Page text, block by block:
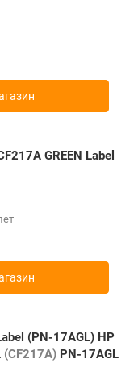
GREEN Label
(PN-17AGL) HP
(CF217A) PN-17AGL